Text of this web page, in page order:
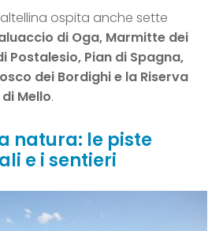
ospita anche sette
di Oga, Marmitte dei
Postalesio, Pian di Spagna,
dei Bordighi e la Riserva
Mello.
natura: le piste
e i sentieri